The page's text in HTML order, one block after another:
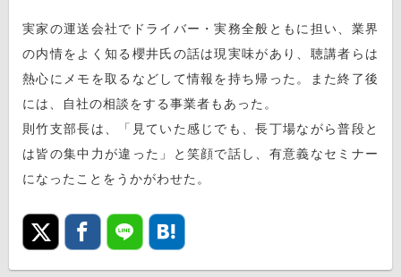
実家の運送会社でドライバー・実務全般ともに担い、業界
の内情をよく知る櫻井氏の話は現実味があり、聴講者らは
熱心にメモを取るなどして情報を持ち帰った。また終了後
には、自社の相談をする事業者もあった。
則竹支部長は、「見ていた感じでも、長丁場ながら普段と
は皆の集中力が違った」と笑顔で話し、有意義なセミナー
になったことをうかがわせた。